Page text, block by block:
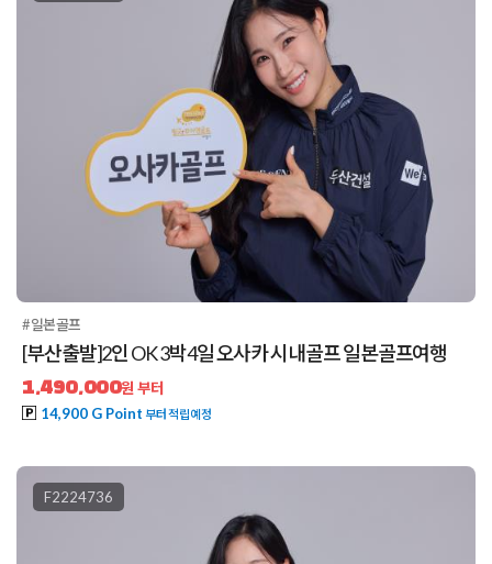
#일본골프
[부산출발]2인 OK 3박4일 오사카 시내골프 일본골프여행
1,490,000원 부터
14,900 G Point 부터 적립예정
F2224736